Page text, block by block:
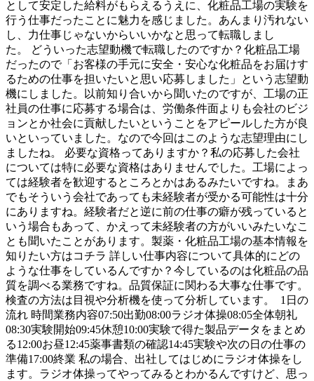
として安定した給料がもらえるうえに、化粧品工場の実験を
行う仕事だったことに魅力を感じました。あんまり汚れない
し、力仕事じゃないからいいかなと思って転職しまし
た。 どういった志望動機で転職したのですか？化粧品工場
だったので「お客様の手元に安全・安心な化粧品をお届けす
るための仕事を担いたいと思い応募しました」という志望動
機にしました。以前知り合いから聞いたのですが、工場の正
社員の仕事に応募する場合は、労働条件面よりも会社のビジ
ョンとか社会に貢献したいということをアピールした方が良
いといっていました。なので今回はこのような志望理由にし
ましたね。 必要な資格ってありますか？私の応募した会社
については特に必要な資格はありませんでした。工場によっ
ては経験者を歓迎するところとかはあるみたいですね。まあ
でもそういう会社であっても未経験者が受かる可能性は十分
にありますね。経験者だと逆に前の仕事の癖が残っていると
いう場合もあって、かえって未経験者の方がいいみたいなこ
とも聞いたことがあります。製薬・化粧品工場の基本情報を
知りたい方はコチラ 詳しい仕事内容について具体的にどの
ような仕事をしているんですか？今しているのは化粧品の品
質を調べる業務ですね。品質保証に関わる大事な仕事です。
検査の方法は目視や分析機を使って分析しています。 1日の
流れ 時間業務内容07:50出勤08:00ラジオ体操08:05全体朝礼
08:30実験開始09:45休憩10:00実験で得た製品データをまとめ
る12:00お昼12:45薬事書類の確認14:45実験や次の日の仕事の
準備17:00終業 私の場合、出社してはじめにラジオ体操をし
ます。ラジオ体操ってやってみるとわかるんですけど、思っ